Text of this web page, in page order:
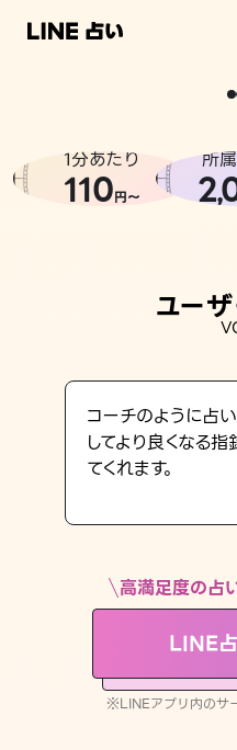
相談事例
LINE占いを開く
※LINEアプリ内のサービスページへ遷移しま
1分あたり
110円〜
所
2,
ユー
コーチのように占
してより良くなる
てくれます。
高満足度の占
LINE
※LINEアプリ内のサ